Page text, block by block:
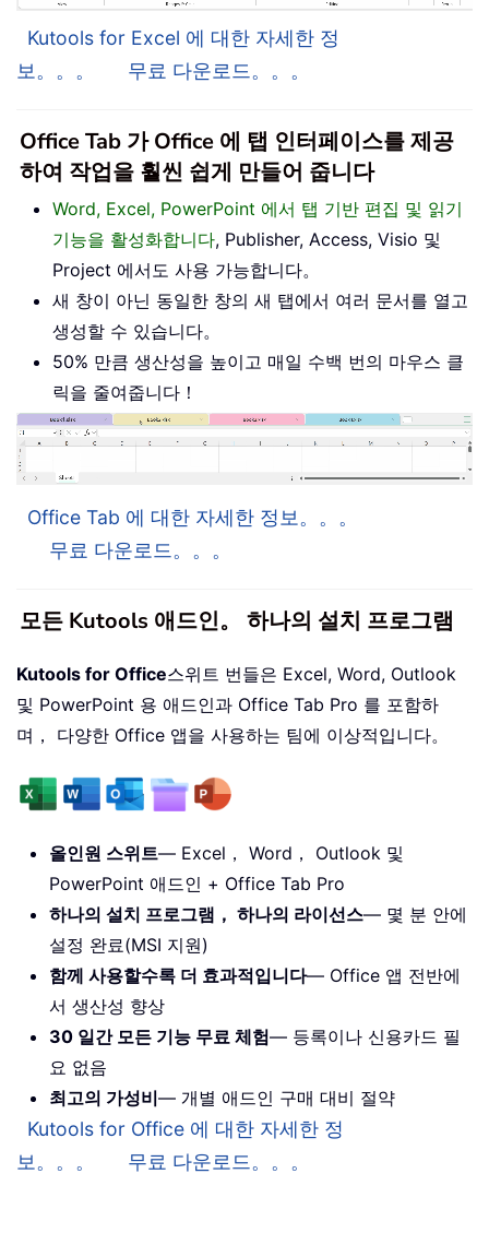
Kutools for Excel 에 대한 자세한 정
보。。。
무료 다운로드。。。
Office Tab 가 Office 에 탭 인터페이스를 제공
하여 작업을 훨씬 쉽게 만들어 줍니다
Word, Excel, PowerPoint 에서 탭 기반 편집 및 읽기
기능을 활성화합니다, Publisher, Access, Visio 및
Project 에서도 사용 가능합니다。
새 창이 아닌 동일한 창의 새 탭에서 여러 문서를 열고
생성할 수 있습니다。
50% 만큼 생산성을 높이고 매일 수백 번의 마우스 클
릭을 줄여줍니다！
Office Tab 에 대한 자세한 정보。。。
무료 다운로드。。。
모든 Kutools 애드인。 하나의 설치 프로그램
Kutools for Office스위트 번들은 Excel, Word, Outlook
및 PowerPoint 용 애드인과 Office Tab Pro 를 포함하
며， 다양한 Office 앱을 사용하는 팀에 이상적입니다。
올인원 스위트— Excel， Word， Outlook 및
PowerPoint 애드인 + Office Tab Pro
하나의 설치 프로그램， 하나의 라이선스— 몇 분 안에
설정 완료(MSI 지원)
함께 사용할수록 더 효과적입니다— Office 앱 전반에
서 생산성 향상
30 일간 모든 기능 무료 체험— 등록이나 신용카드 필
요 없음
최고의 가성비— 개별 애드인 구매 대비 절약
Kutools for Office 에 대한 자세한 정
보。。。
무료 다운로드。。。